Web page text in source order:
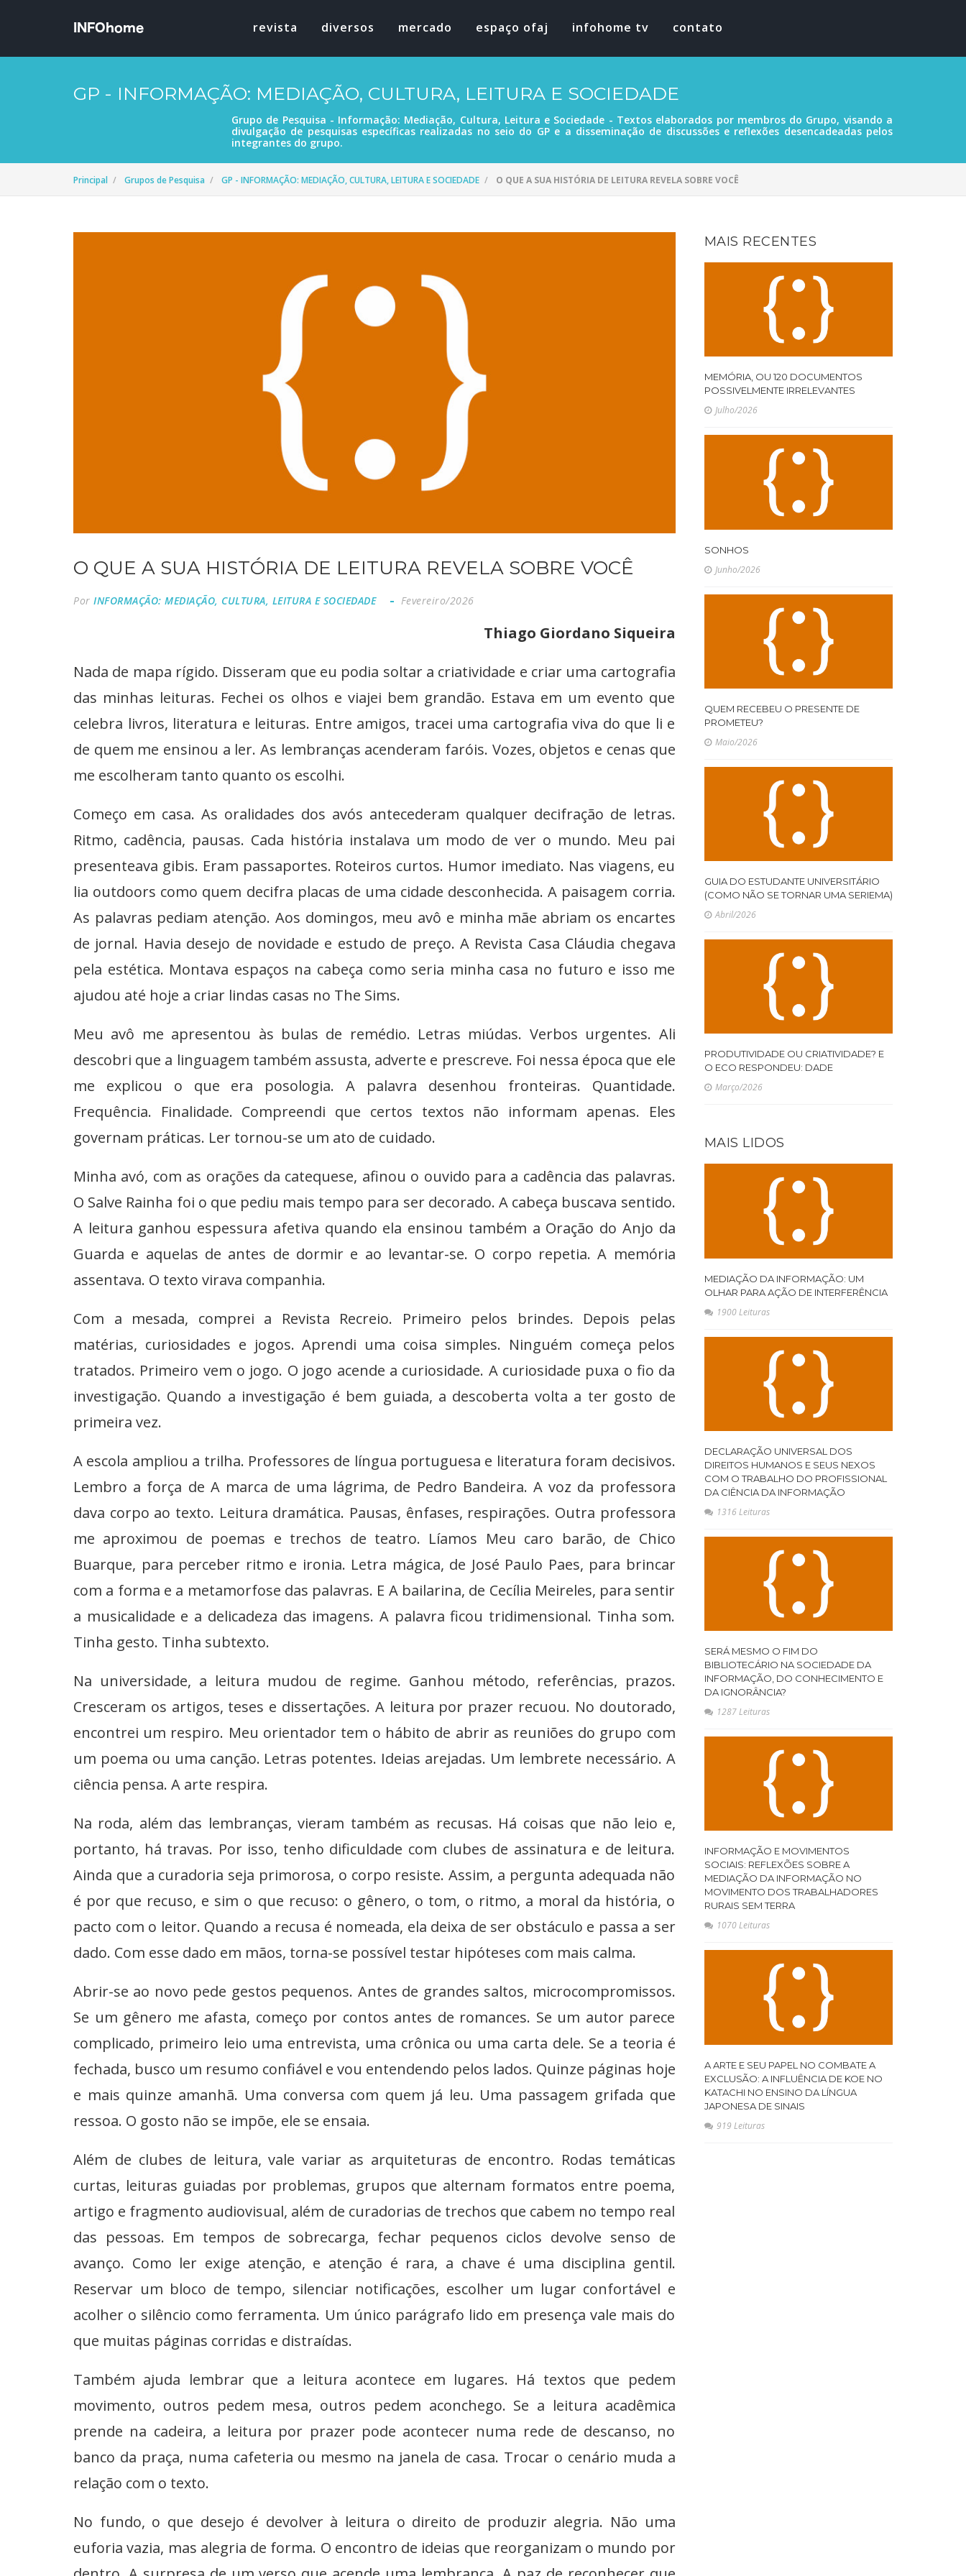
revista diversos mercado espaço ofaj infohome tv contato
GP - INFORMAÇÃO: MEDIAÇÃO, CULTURA, LEITURA E SOCIEDADE
Grupo de Pesquisa - Informação: Mediação, Cultura, Leitura e Sociedade - Textos elaborados por membros do Grupo, visando a
divulgação de pesquisas específicas realizadas no seio do GP e a disseminação de discussões e reflexões desencadeadas pelos
integrantes do grupo.
Principal Grupos de Pesquisa GP - INFORMAÇÃO: MEDIAÇÃO, CULTURA, LEITURA E SOCIEDADE O QUE A SUA HISTÓRIA DE LEITURA REVELA SOBRE VOCÊ
O QUE A SUA HISTÓRIA DE LEITURA REVELA SOBRE VOCÊ
Por INFORMAÇÃO: MEDIAÇÃO, CULTURA, LEITURA E SOCIEDADE Fevereiro/2026
Thiago Giordano Siqueira
Nada de mapa rígido. Disseram que eu podia soltar a criatividade e criar uma cartografia
das minhas leituras. Fechei os olhos e viajei bem grandão. Estava em um evento que
celebra livros, literatura e leituras. Entre amigos, tracei uma cartografia viva do que li e
de quem me ensinou a ler. As lembranças acenderam faróis. Vozes, objetos e cenas que
me escolheram tanto quanto os escolhi.
Começo em casa. As oralidades dos avós antecederam qualquer decifração de letras.
Ritmo, cadência, pausas. Cada história instalava um modo de ver o mundo. Meu pai
presenteava gibis. Eram passaportes. Roteiros curtos. Humor imediato. Nas viagens, eu
lia outdoors como quem decifra placas de uma cidade desconhecida. A paisagem corria.
As palavras pediam atenção. Aos domingos, meu avô e minha mãe abriam os encartes
de jornal. Havia desejo de novidade e estudo de preço. A Revista Casa Cláudia chegava
pela estética. Montava espaços na cabeça como seria minha casa no futuro e isso me
ajudou até hoje a criar lindas casas no The Sims.
Meu avô me apresentou às bulas de remédio. Letras miúdas. Verbos urgentes. Ali
descobri que a linguagem também assusta, adverte e prescreve. Foi nessa época que ele
me explicou o que era posologia. A palavra desenhou fronteiras. Quantidade.
Frequência. Finalidade. Compreendi que certos textos não informam apenas. Eles
governam práticas. Ler tornou-se um ato de cuidado.
Minha avó, com as orações da catequese, afinou o ouvido para a cadência das palavras.
O Salve Rainha foi o que pediu mais tempo para ser decorado. A cabeça buscava sentido.
A leitura ganhou espessura afetiva quando ela ensinou também a Oração do Anjo da
Guarda e aquelas de antes de dormir e ao levantar-se. O corpo repetia. A memória
assentava. O texto virava companhia.
Com a mesada, comprei a Revista Recreio. Primeiro pelos brindes. Depois pelas
matérias, curiosidades e jogos. Aprendi uma coisa simples. Ninguém começa pelos
tratados. Primeiro vem o jogo. O jogo acende a curiosidade. A curiosidade puxa o fio da
investigação. Quando a investigação é bem guiada, a descoberta volta a ter gosto de
primeira vez.
A escola ampliou a trilha. Professores de língua portuguesa e literatura foram decisivos.
Lembro a força de A marca de uma lágrima, de Pedro Bandeira. A voz da professora
dava corpo ao texto. Leitura dramática. Pausas, ênfases, respirações. Outra professora
me aproximou de poemas e trechos de teatro. Líamos Meu caro barão, de Chico
Buarque, para perceber ritmo e ironia. Letra mágica, de José Paulo Paes, para brincar
com a forma e a metamorfose das palavras. E A bailarina, de Cecília Meireles, para sentir
a musicalidade e a delicadeza das imagens. A palavra ficou tridimensional. Tinha som.
Tinha gesto. Tinha subtexto.
Na universidade, a leitura mudou de regime. Ganhou método, referências, prazos.
Cresceram os artigos, teses e dissertações. A leitura por prazer recuou. No doutorado,
encontrei um respiro. Meu orientador tem o hábito de abrir as reuniões do grupo com
um poema ou uma canção. Letras potentes. Ideias arejadas. Um lembrete necessário. A
ciência pensa. A arte respira.
Na roda, além das lembranças, vieram também as recusas. Há coisas que não leio e,
portanto, há travas. Por isso, tenho dificuldade com clubes de assinatura e de leitura.
Ainda que a curadoria seja primorosa, o corpo resiste. Assim, a pergunta adequada não
é por que recuso, e sim o que recuso: o gênero, o tom, o ritmo, a moral da história, o
pacto com o leitor. Quando a recusa é nomeada, ela deixa de ser obstáculo e passa a ser
dado. Com esse dado em mãos, torna-se possível testar hipóteses com mais calma.
Abrir-se ao novo pede gestos pequenos. Antes de grandes saltos, microcompromissos.
Se um gênero me afasta, começo por contos antes de romances. Se um autor parece
complicado, primeiro leio uma entrevista, uma crônica ou uma carta dele. Se a teoria é
fechada, busco um resumo confiável e vou entendendo pelos lados. Quinze páginas hoje
e mais quinze amanhã. Uma conversa com quem já leu. Uma passagem grifada que
ressoa. O gosto não se impõe, ele se ensaia.
Além de clubes de leitura, vale variar as arquiteturas de encontro. Rodas temáticas
curtas, leituras guiadas por problemas, grupos que alternam formatos entre poema,
artigo e fragmento audiovisual, além de curadorias de trechos que cabem no tempo real
das pessoas. Em tempos de sobrecarga, fechar pequenos ciclos devolve senso de
avanço. Como ler exige atenção, e atenção é rara, a chave é uma disciplina gentil.
Reservar um bloco de tempo, silenciar notificações, escolher um lugar confortável e
acolher o silêncio como ferramenta. Um único parágrafo lido em presença vale mais do
que muitas páginas corridas e distraídas.
Também ajuda lembrar que a leitura acontece em lugares. Há textos que pedem
movimento, outros pedem mesa, outros pedem aconchego. Se a leitura acadêmica
prende na cadeira, a leitura por prazer pode acontecer numa rede de descanso, no
banco da praça, numa cafeteria ou mesmo na janela de casa. Trocar o cenário muda a
relação com o texto.
No fundo, o que desejo é devolver à leitura o direito de produzir alegria. Não uma
euforia vazia, mas alegria de forma. O encontro de ideias que reorganizam o mundo por
MAIS RECENTES
MEMÓRIA, OU 120 DOCUMENTOS
POSSIVELMENTE IRRELEVANTES
Julho/2026
SONHOS
Junho/2026
QUEM RECEBEU O PRESENTE DE
PROMETEU?
Maio/2026
GUIA DO ESTUDANTE UNIVERSITÁRIO
(COMO NÃO SE TORNAR UMA SERIEMA)
Abril/2026
PRODUTIVIDADE OU CRIATIVIDADE? E
O ECO RESPONDEU: DADE
Março/2026
MAIS LIDOS
MEDIAÇÃO DA INFORMAÇÃO: UM
OLHAR PARA AÇÃO DE INTERFERÊNCIA
1900 Leituras
DECLARAÇÃO UNIVERSAL DOS
DIREITOS HUMANOS E SEUS NEXOS
COM O TRABALHO DO PROFISSIONAL
DA CIÊNCIA DA INFORMAÇÃO
1316 Leituras
SERÁ MESMO O FIM DO
BIBLIOTECÁRIO NA SOCIEDADE DA
INFORMAÇÃO, DO CONHECIMENTO E
DA IGNORÂNCIA?
1287 Leituras
INFORMAÇÃO E MOVIMENTOS
SOCIAIS: REFLEXÕES SOBRE A
MEDIAÇÃO DA INFORMAÇÃO NO
MOVIMENTO DOS TRABALHADORES
RURAIS SEM TERRA
1070 Leituras
A ARTE E SEU PAPEL NO COMBATE A
EXCLUSÃO: A INFLUÊNCIA DE KOE NO
KATACHI NO ENSINO DA LÍNGUA
JAPONESA DE SINAIS
919 Leituras